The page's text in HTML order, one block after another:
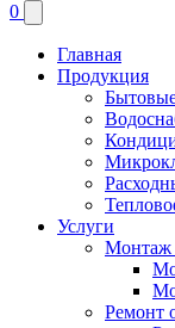
0
Главная
Продукция
Услуги
Монтаж
Ремонт